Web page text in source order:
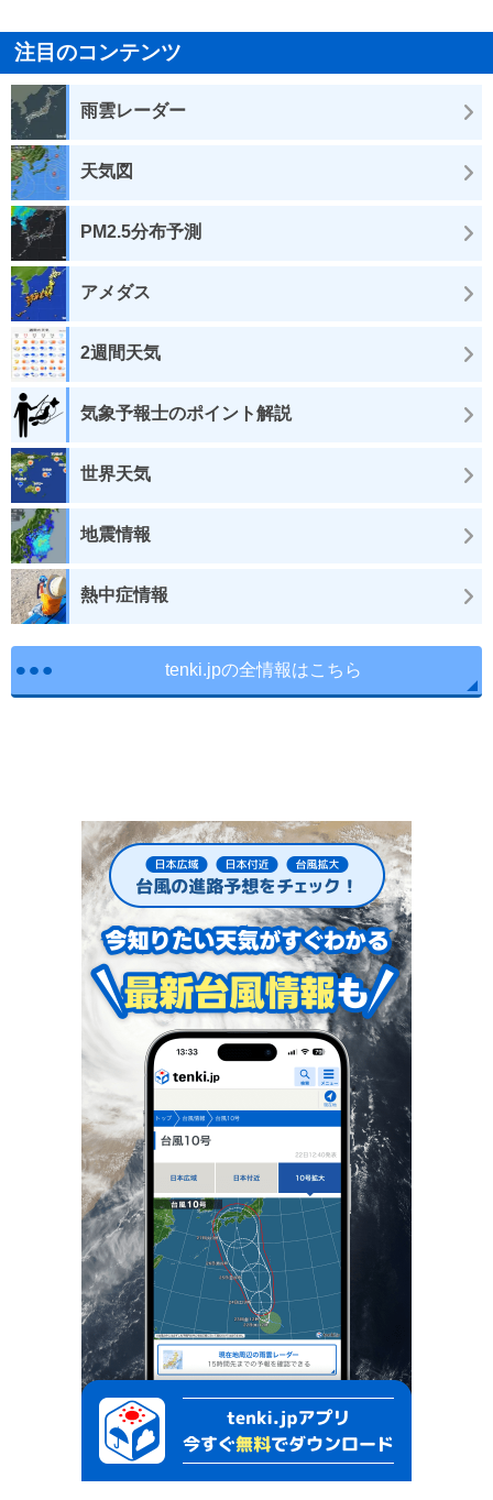
注目のコンテンツ
雨雲レーダー
天気図
PM2.5分布予測
アメダス
2週間天気
気象予報士のポイント解説
世界天気
地震情報
熱中症情報
tenki.jpの全情報はこちら